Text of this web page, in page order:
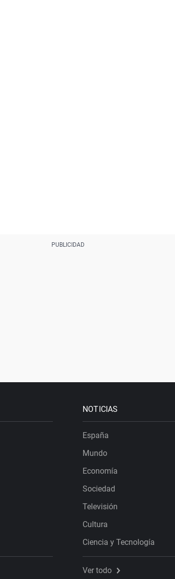
NOTICIAS
España
Mundo
Economía
Sociedad
Televisión
Cultura
Ciencia y Tecnología
Ver todo